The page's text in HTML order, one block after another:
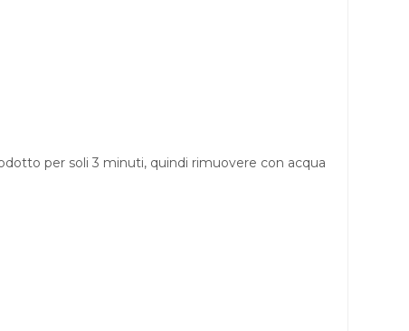
per soli 3 minuti, quindi rimuovere con acqua